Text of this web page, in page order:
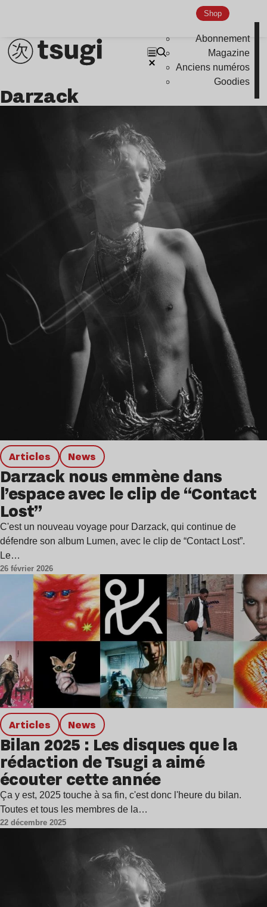
Shop
Abonnement
Magazine
Anciens numéros
Goodies
Darzack
Articles news
Darzack nous emmène dans
l’espace avec le clip de “Contact
Lost”
C'est un nouveau voyage pour Darzack, qui continue de
défendre son album Lumen, avec le clip de “Contact Lost”.
Le…
26 février 2026
Articles news
Bilan 2025 : Les disques que la
rédaction de Tsugi a aimé
écouter cette année
Ça y est, 2025 touche à sa fin, c'est donc l'heure du bilan.
Toutes et tous les membres de la…
22 décembre 2025